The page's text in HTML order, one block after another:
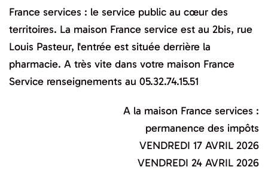
France services : le service public au cœur des
territoires. La maison France service est au 2bis, rue
Louis Pasteur, l'entrée est située derrière la
pharmacie. A très vite dans votre maison France
Service renseignements au 05.32.74.15.51
A la maison France services :
permanence des impôts
VENDREDI 17 AVRIL 2026
VENDREDI 24 AVRIL 2026